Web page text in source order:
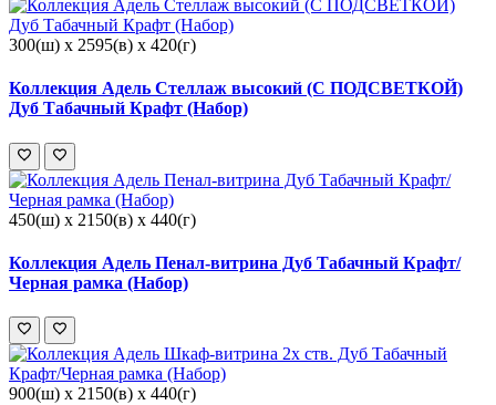
300(ш) x 2595(в) x 420(г)
Коллекция Адель Стеллаж высокий (С ПОДСВЕТКОЙ)
Дуб Табачный Крафт (Набор)
450(ш) x 2150(в) x 440(г)
Коллекция Адель Пенал-витрина Дуб Табачный Крафт/
Черная рамка (Набор)
900(ш) x 2150(в) x 440(г)